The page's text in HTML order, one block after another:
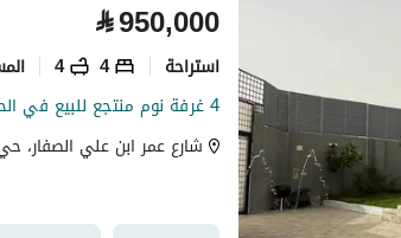
⃁950,000
استراحة 4
4
4 غرفة نوم منتجع للبيع في الحسا، المدينة المنورة
شارع عمر ابن علي الصفار،